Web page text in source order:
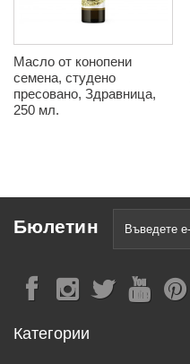
Масло от конопени
семена, студено
пресовано, Здравница,
250 мл.
Бюлетин
Категории